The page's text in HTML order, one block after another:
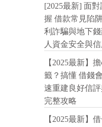
[2025最新] 面
握 借款常見陷
利詐騙與地下
人資金安全與
【2025最新】
籤？搞懂 借錢
速重建良好信
完整攻略
【2025最新】